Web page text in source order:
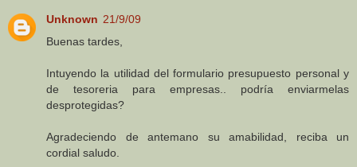
Unknown 21/9/09
Buenas tardes,
Intuyendo la utilidad del formulario presupuesto personal y
de tesoreria para empresas.. podría enviarmelas
desprotegidas?
Agradeciendo de antemano su amabilidad, reciba un
cordial saludo.